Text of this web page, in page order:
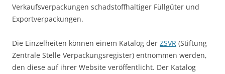
Verkaufsverpackungen schadstoffhaltiger Füllgüter und
Exportverpackungen.
Die Einzelheiten können einem Katalog der ZSVR (Stiftung
Zentrale Stelle Verpackungsregister) entnommen werden,
den diese auf ihrer Website veröffentlicht. Der Katalog